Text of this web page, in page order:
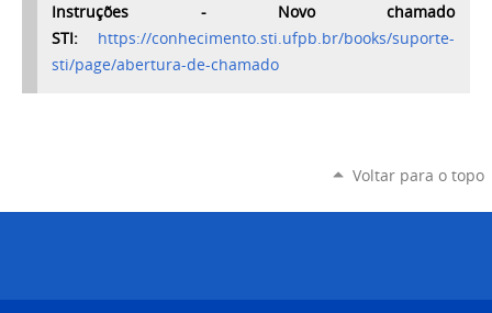
Instruções - Novo chamado
STI: https://conhecimento.sti.ufpb.br/books/suporte-
sti/page/abertura-de-chamado
Voltar para o topo